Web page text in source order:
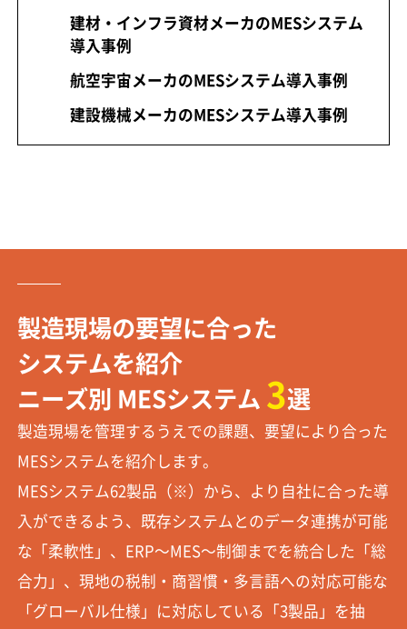
建材・インフラ資材メーカのMESシステム
導入事例
航空宇宙メーカのMESシステム導入事例
建設機械メーカのMESシステム導入事例
製造現場の要望に合った
システムを紹介
ニーズ別 MESシステム 3選
製造現場を管理するうえでの課題、要望により合った
MESシステムを紹介します。
MESシステム62製品（※）から、より自社に合った導
入ができるよう、既存システムとのデータ連携が可能
な「柔軟性」、ERP～MES～制御までを統合した「総
合力」、現地の税制・商習慣・多言語への対応可能な
「グローバル仕様」に対応している「3製品」を抽